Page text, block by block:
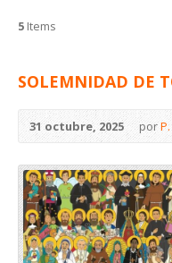
5 Items
SOLEMNIDAD DE
31 octubre, 2025 por